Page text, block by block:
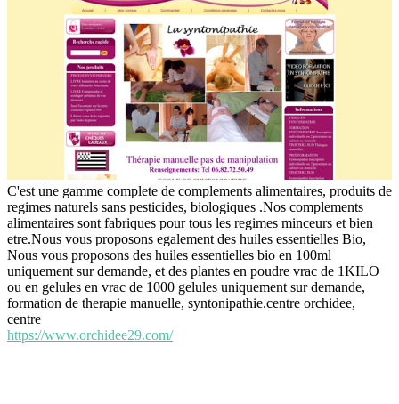
C'est une gamme complete de complements alimentaires, produits de
regimes naturels sans pesticides, biologiques .Nos complements
alimentaires sont fabriques pour tous les regimes minceurs et bien
etre.Nous vous proposons egalement des huiles essentielles Bio,
Nous vous proposons des huiles essentielles bio en 100ml
uniquement sur demande, et des plantes en poudre vrac de 1KILO
ou en gelules en vrac de 1000 gelules uniquement sur demande,
formation de therapie manuelle, syntonipathie.centre orchidee,
centre
https://www.orchidee29.com/